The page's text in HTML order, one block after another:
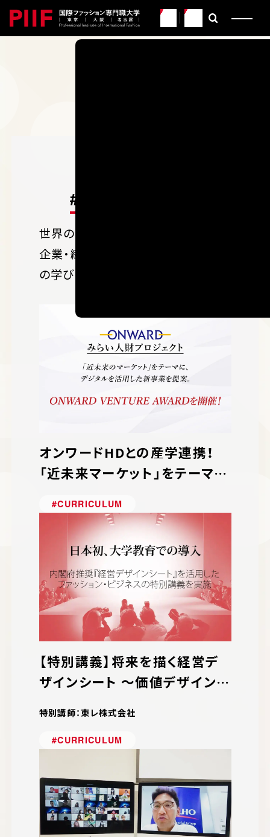
JP EN
#CURRICULUM
世界のトレンドが集まる特別講義や
企業・繊維産地での実習など、PIIF
の学びを紹介します。
オンワードHDとの産学連携！
「近未来マーケット」をテーマに
NWARD VENTURE AWARD」
#CURRICULUM
【特別講義】将来を描く経営デ
ザインシート ～価値デザイン社
特別講師：東レ株式会社
#CURRICULUM